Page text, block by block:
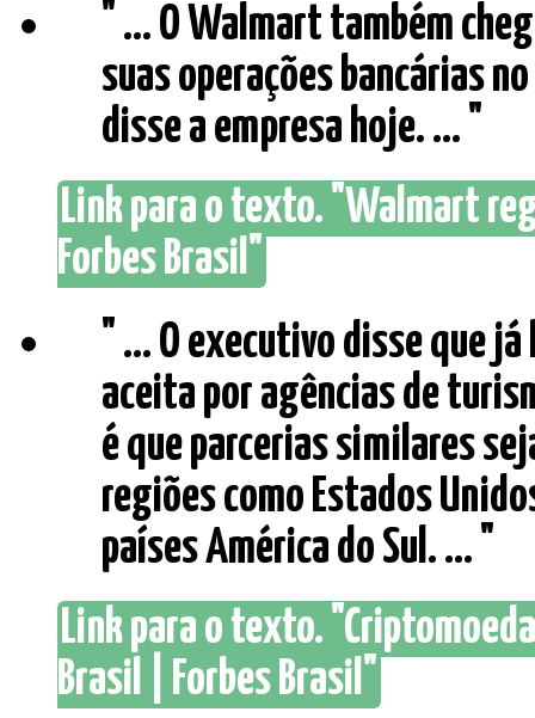
" ... O Walmart também
suas operações bancárias
disse a empresa hoje. ... "
Link para o texto. "Walmart
Forbes Brasil"
" ... O executivo disse que
aceita por agências de
é que parcerias similares
regiões como Estados
países América do Sul. ... "
Link para o texto.
Brasil | Forbes Brasil"